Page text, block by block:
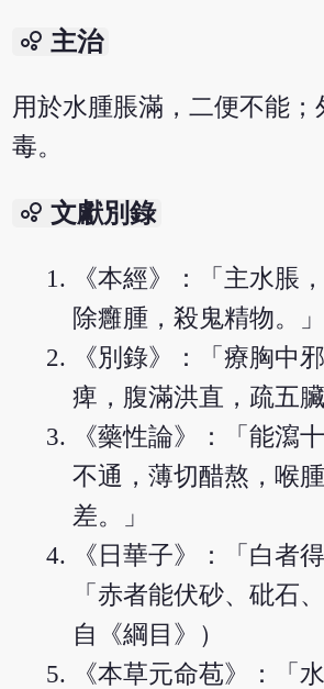
bubble_chart 主治
用於水腫脹滿，二便不能；
毒。
bubble_chart 文獻別錄
《本經》：「主水脹
除癰腫，殺鬼精物。」
《別錄》：「療胸中
痺，腹滿洪直，疏五
《藥性論》：「能瀉
不通，薄切醋熬，喉
差。」
《日華子》：「白者
「赤者能伏砂、砒石
自《綱目》）
《本草元命苞》：「